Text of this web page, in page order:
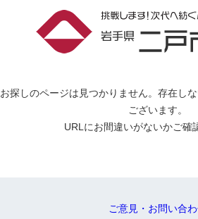
お探しのページは見つかりません。存在し
ございます。
URLにお間違いがないかご確
ご意見・お問い合